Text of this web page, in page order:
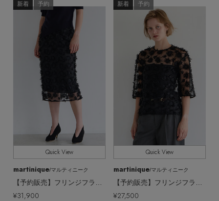
新着 予約
Quick View
martinique/マルティニーク
¥27,500
新着 予約
Quick View
martinique/マルティニーク
¥31,900